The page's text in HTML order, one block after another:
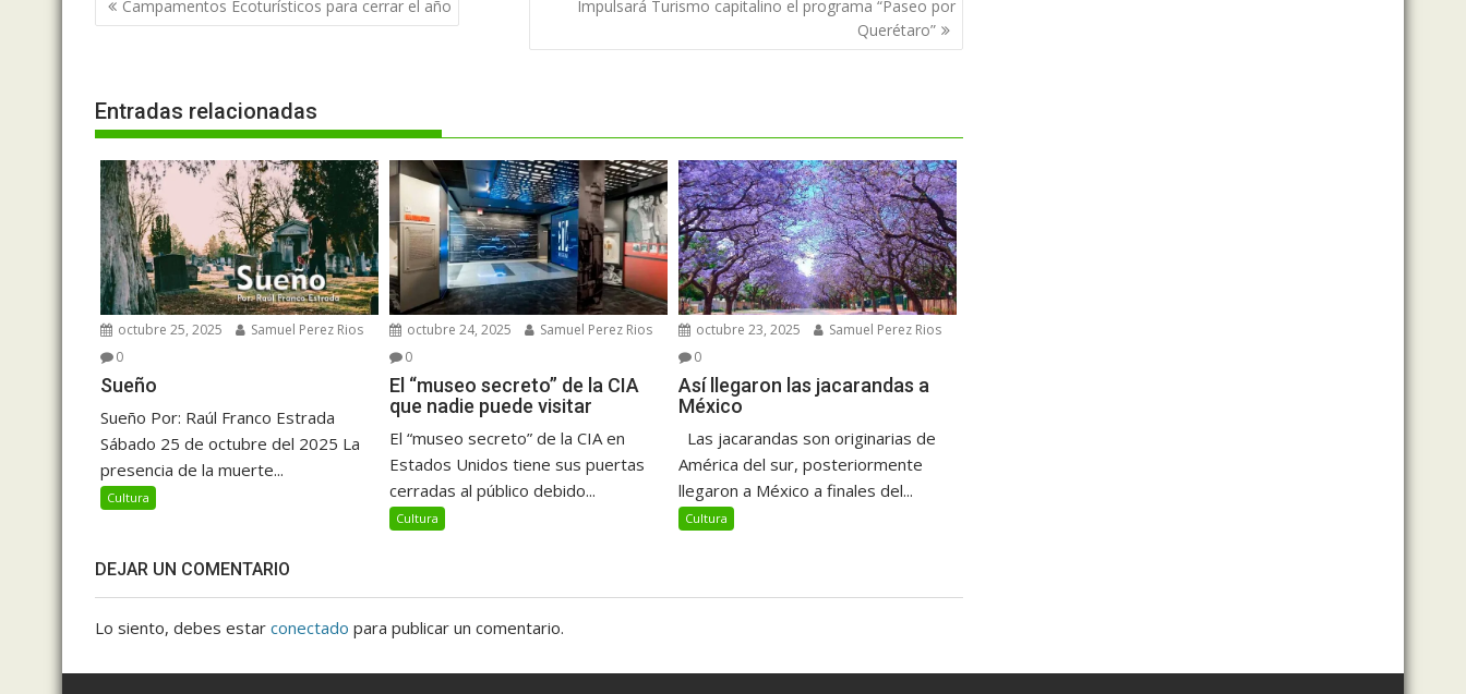
de
Campamentos Ecoturísticos para cerrar el año
Impulsará Turismo capitalino el programa “Paseo por
Querétaro”
Entradas relacionadas
octubre 25, 2025
Samuel Perez Rios
0
Sueño
Sueño Por: Raúl Franco Estrada
Sábado 25 de octubre del 2025 La
presencia de la muerte...
Cultura
octubre 24, 2025
Samuel Perez Rios
0
El “museo secreto” de la CIA
que nadie puede visitar
El “museo secreto” de la CIA en
Estados Unidos tiene sus puertas
cerradas al público debido...
Cultura
octubre 23, 2025
Samuel Perez Rios
0
Así llegaron las jacarandas a
México
Las jacarandas son originarias de
América del sur, posteriormente
llegaron a México a finales del...
Cultura
DEJAR UN COMENTARIO
Lo siento, debes estar conectado para publicar un comentario.